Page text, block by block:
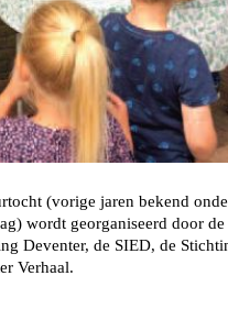
(vorige jaren bekend
wordt georganiseerd door de
Deventer, de SIED, de
Verhaal.